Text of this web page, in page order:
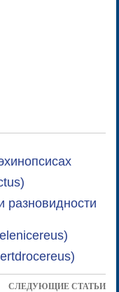
разновидности
СЛЕДУЮЩИЕ СТАТЬИ